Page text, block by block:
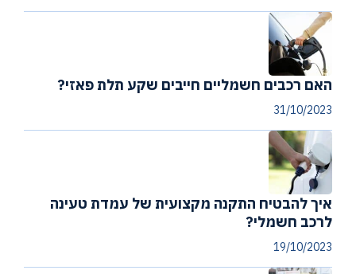
האם רכבים חשמליים חייבים שקע תלת פאזי?
31/10/2023
איך להבטיח התקנה מקצועית של עמדת טעינה
לרכב חשמלי?
19/10/2023